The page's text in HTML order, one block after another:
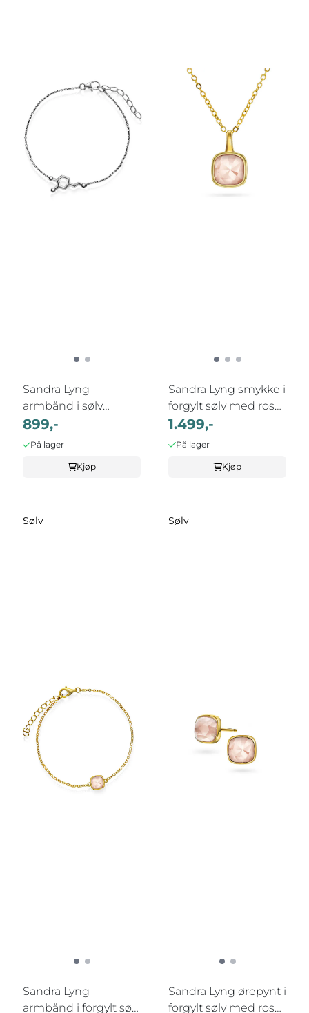
Sandra Lyng
armbånd i sølv
Dopamin
MOTIVASJON
899,-
På lager
Kjøp
Sandra Lyng smykke i
forgylt sølv med rosa
Opal, ...
1.499,-
På lager
Kjøp
Sølv
Sandra Lyng
armbånd i forgylt sølv
Sølv
Sandra Lyng ørepynt i
forgylt sølv med rosa